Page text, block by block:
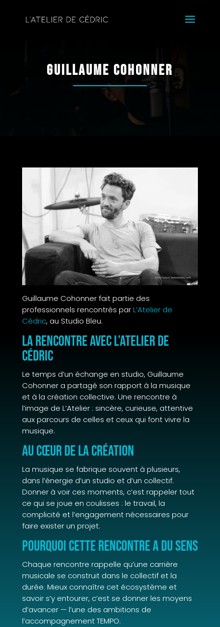
Guillaume Cohonner
Guillaume Cohonner fait partie des
professionnels rencontrés parL’Atelier de
Cédric, au Studio Bleu.
La rencontre avec L’Atelier de
Cédric
Le temps d’un échange en studio, Guillaume
Cohonner a partagé son rapport à la musique
et à la création collective. Une rencontre à
l’image de L’Atelier : sincère, curieuse, attentive
aux parcours de celles et ceux qui font vivre la
musique.
Au cœur de la création
La musique se fabrique souvent à plusieurs,
dans l’énergie d’un studio et d’un collectif.
Donner à voir ces moments, c’est rappeler tout
ce qui se joue en coulisses : le travail, la
complicité et l’engagement nécessaires pour
faire exister un projet.
Pourquoi cette rencontre a du sens
Chaque rencontre rappelle qu’une carrière
musicale se construit dans le collectif et la
durée. Mieux connaître cet écosystème et
savoir s’y entourer, c’est se donner les moyens
d’avancer — l’une des ambitions de
l’accompagnement TEMPO.